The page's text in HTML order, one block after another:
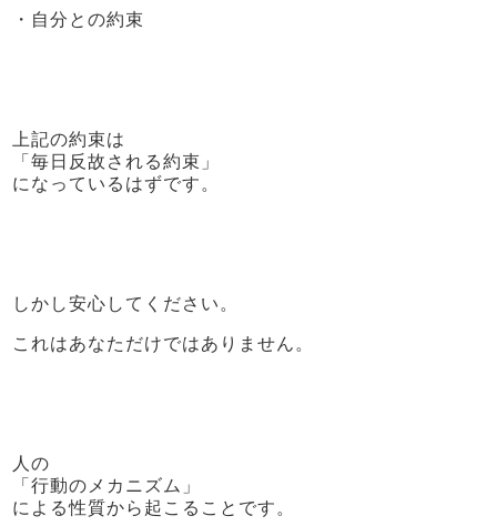
・自分との約束
上記の約束は
「毎日反故される約束」
になっているはずです。
しかし安心してください。
これはあなただけではありません。
人の
「行動のメカニズム」
による性質から起こることです。